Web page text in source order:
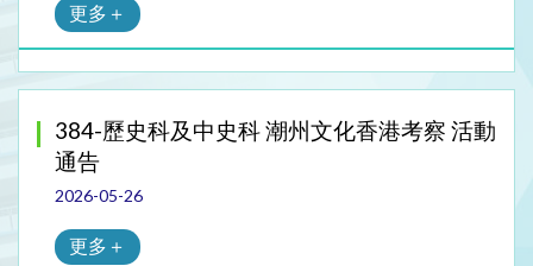
更多＋
384-歷史科及中史科 潮州文化香港考察 活動
通告
2026-05-26
更多＋